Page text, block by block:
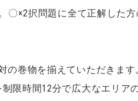
〇×2択問題に全て正解した
の巻物を揃えていただきま
限時間12分で広大なエリア